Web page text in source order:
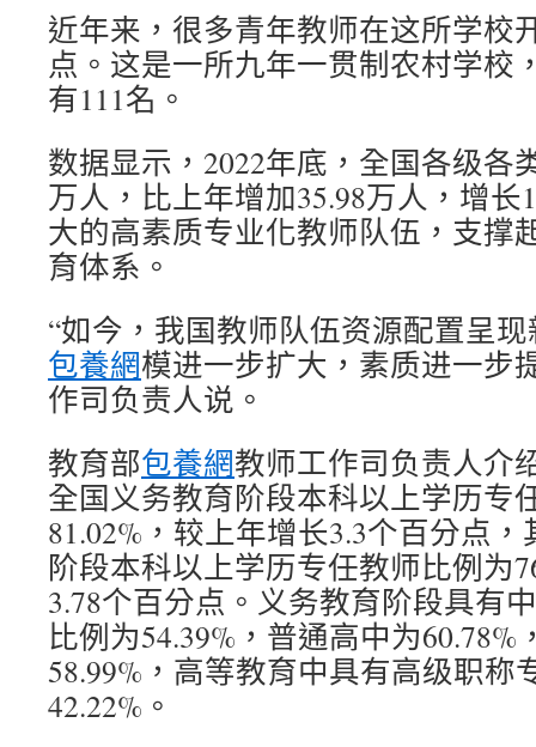
近年来，很多青年教师在这所学校
点。这是一所九年一贯制农村学校
有111名。
数据显示，2022年底，全国各级各
万人，比上年增加35.98万人，增长
大的高素质专业化教师队伍，支撑
育体系。
“如今，我国教师队伍资源配置呈
包養網模进一步扩大，素质进一步
作司负责人说。
教育部包養網教师工作司负责人介
全国义务教育阶段本科以上学历专
81.02%，较上年增长3.3个百分点
阶段本科以上学历专任教师比例为
3.78个百分点。义务教育阶段具有
比例为54.39%，普通高中为
58.99%，高等教育中具有高级职称
42.22%。